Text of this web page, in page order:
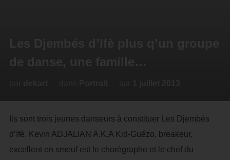
Ils sont trois jeunes danseurs à constituer Les Djembés
d’Ifè. Kevin ADJALIAN A.K.A Kid-Guézo, breakeur,
excellent en smeuf est le chorégraphe et le chef du